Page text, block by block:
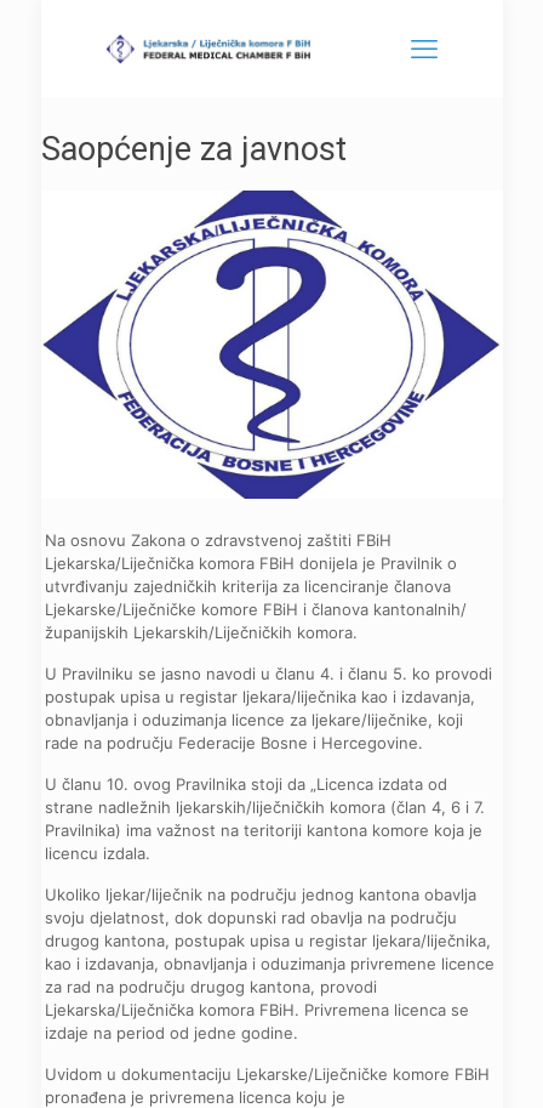
Saopćenje za javnost
Na osnovu Zakona o zdravstvenoj zaštiti FBiH
Ljekarska/Liječnička komora FBiH donijela je Pravilnik o
utvrđivanju zajedničkih kriterija za licenciranje članova
Ljekarske/Liječničke komore FBiH i članova kantonalnih/
županijskih Ljekarskih/Liječničkih komora.
U Pravilniku se jasno navodi u članu 4. i članu 5. ko provodi
postupak upisa u registar ljekara/liječnika kao i izdavanja,
obnavljanja i oduzimanja licence za ljekare/liječnike, koji
rade na području Federacije Bosne i Hercegovine.
U članu 10. ovog Pravilnika stoji da „Licenca izdata od
strane nadležnih ljekarskih/liječničkih komora (član 4, 6 i 7.
Pravilnika) ima važnost na teritoriji kantona komore koja je
licencu izdala.
Ukoliko ljekar/liječnik na području jednog kantona obavlja
svoju djelatnost, dok dopunski rad obavlja na području
drugog kantona, postupak upisa u registar ljekara/liječnika,
kao i izdavanja, obnavljanja i oduzimanja privremene licence
za rad na području drugog kantona, provodi
Ljekarska/Liječnička komora FBiH. Privremena licenca se
izdaje na period od jedne godine.
Uvidom u dokumentaciju Ljekarske/Liječničke komore FBiH
pronađena je privremena licenca koju je